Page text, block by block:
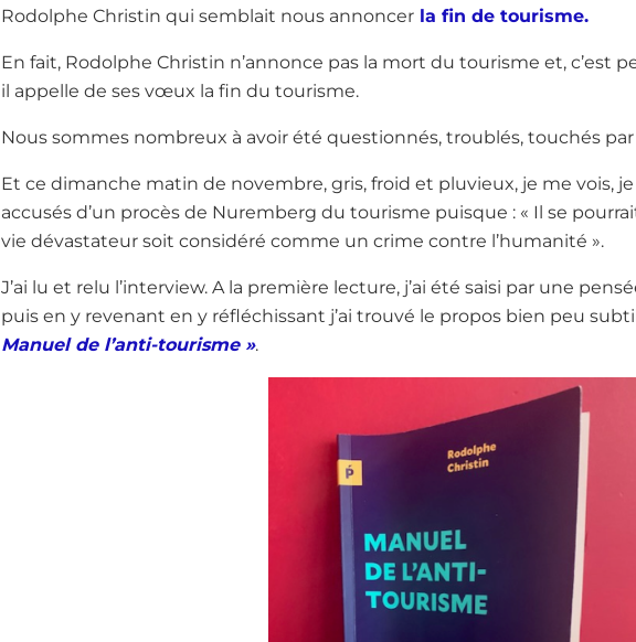
Rodolphe Christin qui semblait nous annoncer la fin de tourisme.
En fait, Rodolphe Christin n’annonce pas la mort du tourisme et, c’est
il appelle de ses vœux la fin du tourisme.
Nous sommes nombreux à avoir été questionnés, troublés, touchés par
Et ce dimanche matin de novembre, gris, froid et pluvieux, je me vois,
accusés d’un procès de Nuremberg du tourisme puisque : « Il se
vie dévastateur soit considéré comme un crime contre l’humanité ».
J’ai lu et relu l’interview. A la première lecture, j’ai été saisi par une
puis en y revenant en y réfléchissant j’ai trouvé le propos bien peu subtil.
Manuel de l’anti-tourisme ».